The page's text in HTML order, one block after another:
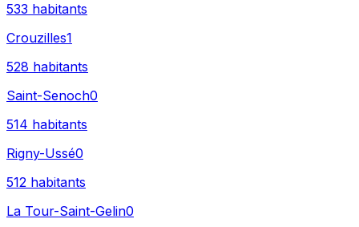
533 habitants
Crouzilles1
528 habitants
Saint-Senoch0
514 habitants
Rigny-Ussé0
512 habitants
La Tour-Saint-Gelin0